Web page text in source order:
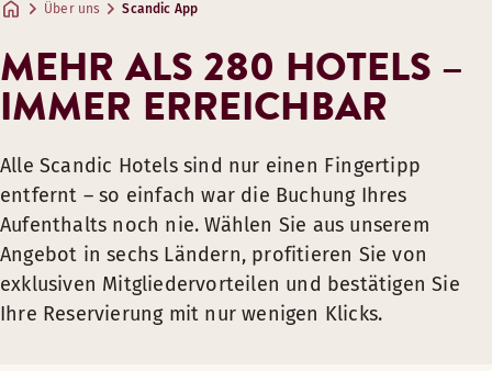
Über uns Scandic App
MEHR ALS 280 HOTELS –
IMMER ERREICHBAR
Alle Scandic Hotels sind nur einen Fingertipp
entfernt – so einfach war die Buchung Ihres
Aufenthalts noch nie. Wählen Sie aus unserem
Angebot in sechs Ländern, profitieren Sie von
exklusiven Mitgliedervorteilen und bestätigen Sie
Ihre Reservierung mit nur wenigen Klicks.